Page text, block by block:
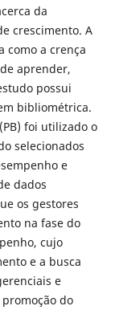
da
crescimento. A
como a crença
aprender,
possui
bibliométrica.
foi utilizado o
selecionados
e
dados
os gestores
na fase do
cujo
e a busca
e
do